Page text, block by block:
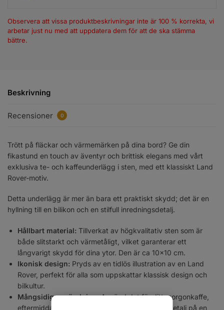
Observera att vissa produktbeskrivningar inte är 100 % korrekta, vi
arbetar just nu med att uppdatera dem för att de ska stämma
bättre.
Beskrivning
Recensioner 0
Trött på fläckar och värmemärken på dina bord? Ge din
fikastund en touch av äventyr och brittisk elegans med vårt
exklusiva te- och kaffeunderlägg i sten, med ett klassiskt Land
Rover-motiv.
Detta underlägg är mer än bara ett praktiskt skydd; det är en
hyllning till en bilikon och en stilfull inredningsdetalj.
Hållbart material: Tillverkat av högkvalitativ sten som är
både slitstarkt och värmetåligt, vilket garanterar ett
långvarigt skydd för dina ytor. Den är ca 10×10 cm.
Ikonisk design: Pryds av en tidlös illustration av en Land
Rover, perfekt för alla som uppskattar klassisk design och
bilkultur.
Mångsidig användning:Använd det för ditt morgonkaffe,
eftermiddagste eller som en vacker dekorativ detalj på en